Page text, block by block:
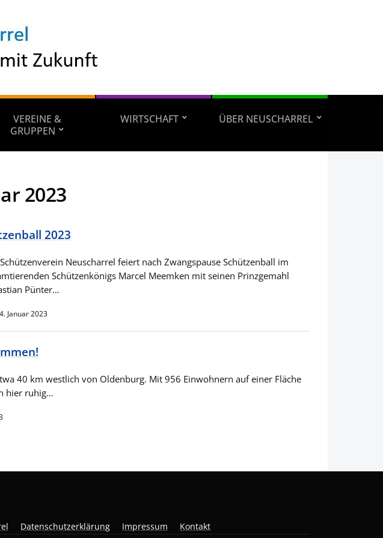
VEREINE &
GRUPPEN
WIRTSCHAFT ÜBER NEUSCHARREL
2023
2023
Neuscharrel feiert nach Zwangspause Schützenball im
Schützenkönigs Marcel Meemken mit seinen Prinzgemahl
Pünter…
Januar 2023
40 km westlich von Oldenburg. Mit 956 Einwohnern auf einer Fläche
hier ruhig…
Datenschutzerklärung Impressum Kontakt